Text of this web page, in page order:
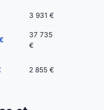
3 931 €
37 735
€
2 855 €